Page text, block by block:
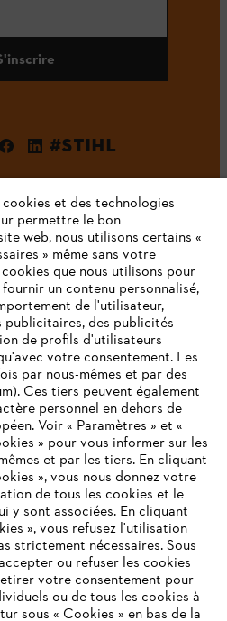
#STIHL
données
des cookies
INTERNET
EN CHARGE
que nous ne prenons plus
de notre site ne
et des technologies
permettre le bon
web, nous utilisons certains «
» même sans votre
que nous utilisons pour
un contenu personnalisé,
de l'utilisateur,
publicitaires, des publicités
de profils d'utilisateurs
votre consentement. Les
par nous-mêmes et par des
Ces tiers peuvent également
personnel en dehors de
Voir « Paramètres » et «
» pour vous informer sur les
et par les tiers. En cliquant
», vous nous donnez votre
de tous les cookies et le
y sont associées. En cliquant
», vous refusez l'utilisation
strictement nécessaires. Sous
ou refuser les cookies
votre consentement pour
ou de tous les cookies à
sous « Cookies » en bas de la